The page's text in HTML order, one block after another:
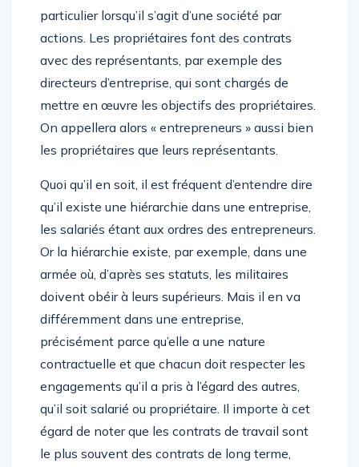
particulier lorsqu’il s’agit d’une société par
actions. Les propriétaires font des contrats
avec des représentants, par exemple des
directeurs d’entreprise, qui sont chargés de
mettre en œuvre les objectifs des propriétaires.
On appellera alors « entrepreneurs » aussi bien
les propriétaires que leurs représentants.
Quoi qu’il en soit, il est fréquent d’entendre dire
qu’il existe une hiérarchie dans une entreprise,
les salariés étant aux ordres des entrepreneurs.
Or la hiérarchie existe, par exemple, dans une
armée où, d’après ses statuts, les militaires
doivent obéir à leurs supérieurs. Mais il en va
différemment dans une entreprise,
précisément parce qu’elle a une nature
contractuelle et que chacun doit respecter les
engagements qu’il a pris à l’égard des autres,
qu’il soit salarié ou propriétaire. Il importe à cet
égard de noter que les contrats de travail sont
le plus souvent des contrats de long terme,